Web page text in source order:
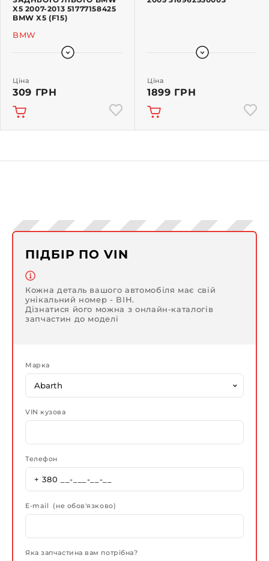
X5 2007-2013 51777158425
BMW X5 (F15)
BMW
Ціна
309 ГРН
Ціна
1899 ГРН
ПІДБІР ПО VIN
Кожна деталь вашого автомобіля має свій
унікальний номер - ВІН.
Дізнатися його можна з онлайн-каталогів
запчастин до моделі
Марка
VIN кузова
Телефон
E-mail (не обов'язково)
Яка запчастина вам потрібна?